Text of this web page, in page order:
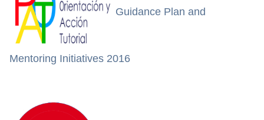
Guidance Plan and
Mentoring Initiatives 2016